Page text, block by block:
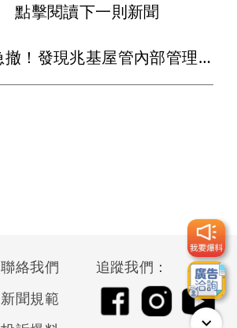
點擊閱讀下一則新聞
宏碁接手2天急撤！發現兆基屋管內部管理缺失 李文詳辭董座、總經理
聯絡我們
新聞規範
追蹤我們：